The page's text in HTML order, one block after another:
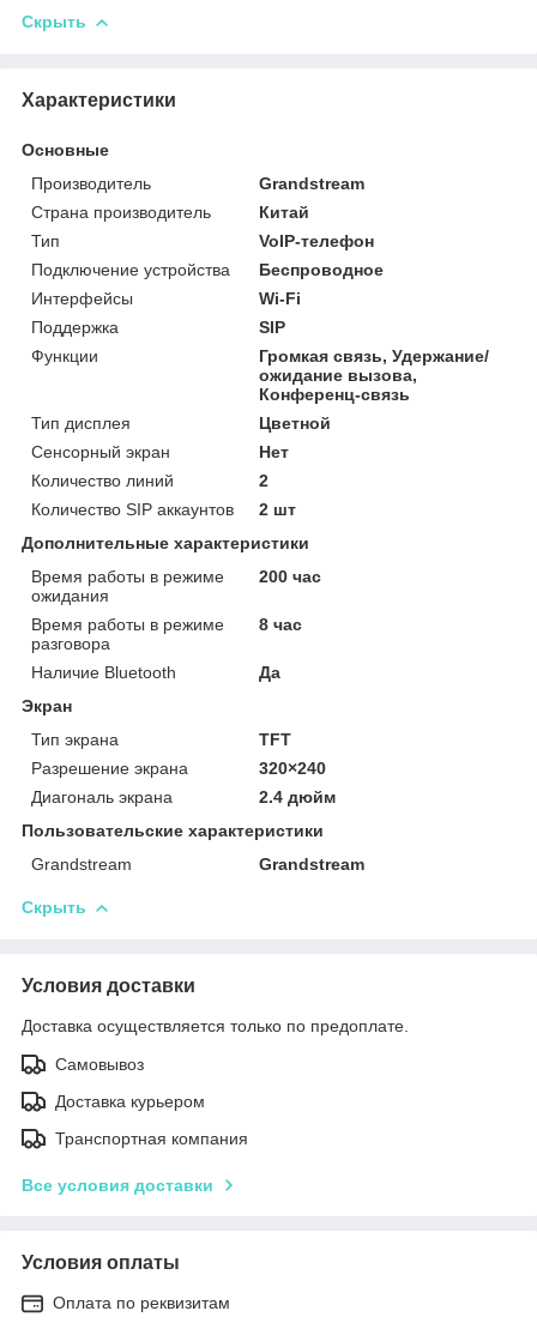
Скрыть
Характеристики
Основные
Производитель
Grandstream
Страна производитель
Китай
Тип
VoIP-телефон
Подключение устройства
Беспроводное
Интерфейсы
Wi-Fi
Поддержка
SIP
Функции
Громкая связь, Удержание/
ожидание вызова,
Конференц-связь
Тип дисплея
Цветной
Сенсорный экран
Нет
Количество линий
2
Количество SIP аккаунтов
2 шт
Дополнительные характеристики
Время работы в режиме
ожидания
200 час
Время работы в режиме
разговора
8 час
Наличие Bluetooth
Да
Экран
Тип экрана
TFT
Разрешение экрана
320×240
Диагональ экрана
2.4 дюйм
Пользовательские характеристики
Grandstream
Grandstream
Скрыть
Условия доставки
Доставка осуществляется только по предоплате.
Самовывоз
Доставка курьером
Транспортная компания
Все условия доставки
Условия оплаты
Оплата по реквизитам